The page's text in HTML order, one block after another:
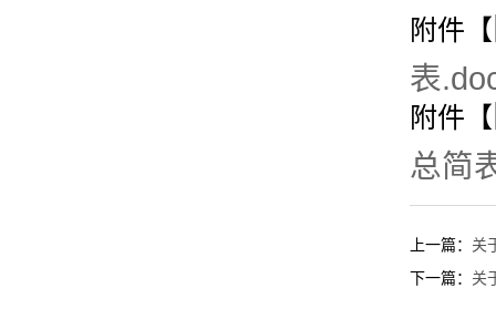
附件【
表
附件【
总简
上一篇： 关
下一篇： 关